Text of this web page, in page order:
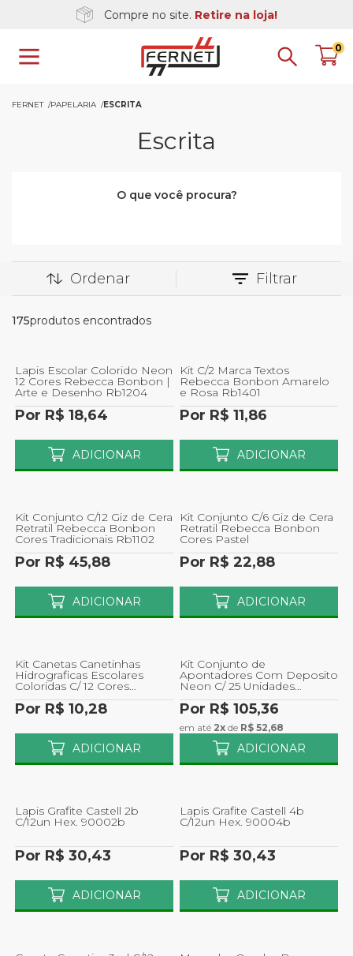
0
Compre no site. Retire na loja!
FERNET PAPELARIA ESCRITA
Escrita
O que você procura?
Ordenar Filtrar
175produtos encontrados
Lapis Escolar Colorido Neon
12 Cores Rebecca Bonbon |
Arte e Desenho Rb1204
Por R$ 18,64
ADICIONAR
Kit C/2 Marca Textos
Rebecca Bonbon Amarelo
e Rosa Rb1401
Por R$ 11,86
ADICIONAR
Kit Conjunto C/12 Giz de Cera
Retratil Rebecca Bonbon
Cores Tradicionais Rb1102
Por R$ 45,88
ADICIONAR
Kit Conjunto C/6 Giz de Cera
Retratil Rebecca Bonbon
Cores Pastel
Por R$ 22,88
ADICIONAR
Kit Canetas Canetinhas
Hidrograficas Escolares
Coloridas C/ 12 Cores
48.6103
Por R$ 10,28
ADICIONAR
Kit Conjunto de
Apontadores Com Deposito
Neon C/ 25 Unidades
Fabercastell
Por R$ 105,36
em até 2x de R$ 52,68
ADICIONAR
Lapis Grafite Castell 2b
C/12un Hex. 90002b
Por R$ 30,43
ADICIONAR
Lapis Grafite Castell 4b
C/12un Hex. 90004b
Por R$ 30,43
ADICIONAR